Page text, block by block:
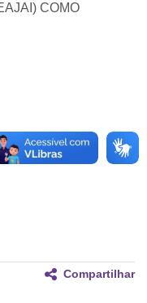
COMO
Compartilhar